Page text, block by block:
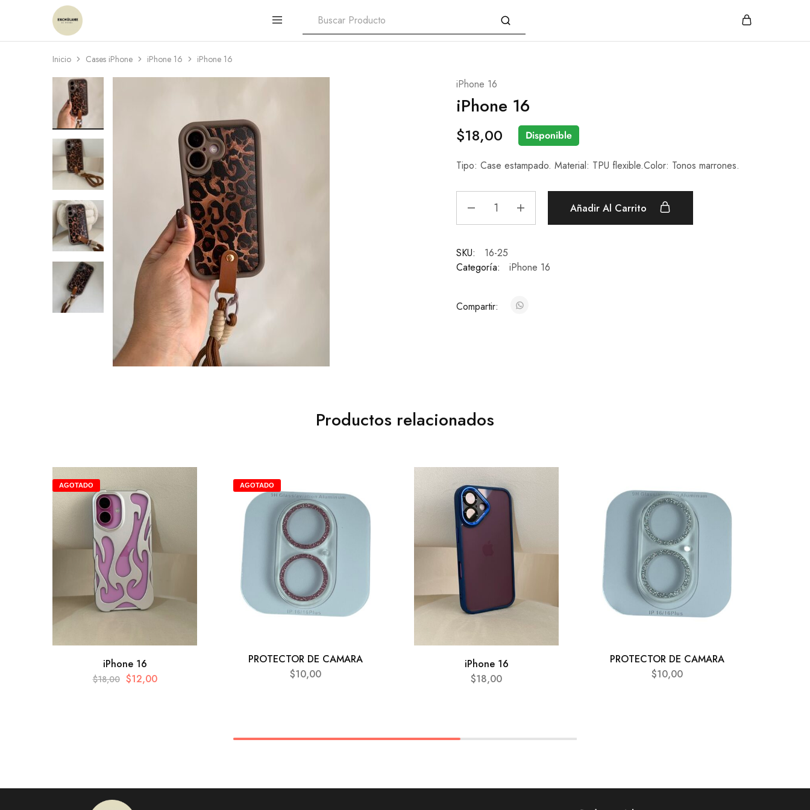
Enchulame
Tienda
Inicio Cases iPhone iPhone 16 iPhone 16
iPhone 16
iPhone 16
$18,00 Disponible
Tipo: Case estampado. Material: TPU flexible.Color: Tonos marrones.
Añadir Al Carrito
SKU:
16-25
Categoría:
iPhone 16
Compartir:
Productos relacionados
AGOTADO
iPhone 16
$18,00 $12,00
AGOTADO
PROTECTOR DE CAMARA
$10,00
iPhone 16
$18,00
PROTECTOR DE CAMARA
$10,00